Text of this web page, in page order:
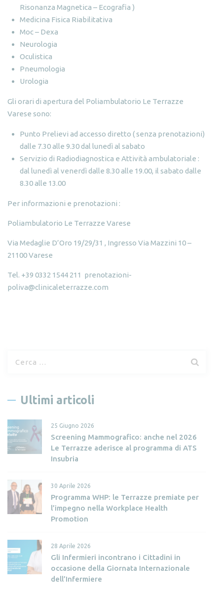
Risonanza Magnetica – Ecografia )
Medicina Fisica Riabilitativa
Moc – Dexa
Neurologia
Oculistica
Pneumologia
Urologia
Gli orari di apertura del Poliambulatorio Le Terrazze
Varese sono:
Punto Prelievi ad accesso diretto ( senza prenotazioni)
dalle 7.30 alle 9.30 dal lunedì al sabato
Servizio di Radiodiagnostica e Attività ambulatoriale :
dal lunedì al venerdì dalle 8.30 alle 19.00, il sabato dalle
8.30 alle 13.00
Per informazioni e prenotazioni :
Poliambulatorio Le Terrazze Varese
Via Medaglie D’Oro 19/29/31 , Ingresso Via Mazzini 10 –
21100 Varese
Tel. +39 0332 1544 211 prenotazioni-
poliva@clinicaleterrazze.com
c
a
p
e
:
Ultimi articoli
25 Giugno 2026
Screening Mammografico: anche nel 2026
Le Terrazze aderisce al programma di ATS
Insubria
30 Aprile 2026
Programma WHP: le Terrazze premiate per
l’impegno nella Workplace Health
Promotion
28 Aprile 2026
Gli Infermieri incontrano i Cittadini in
occasione della Giornata Internazionale
dell’Infermiere